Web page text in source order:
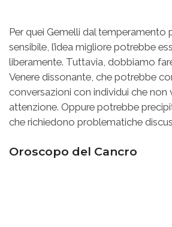
Per quei Gemelli dal temperamento
sensibile, l’idea migliore potrebbe
liberamente. Tuttavia, dobbiamo
Venere dissonante, che potrebbe
conversazioni con individui che non
attenzione. Oppure potrebbe
che richiedono problematiche
Oroscopo del Cancro